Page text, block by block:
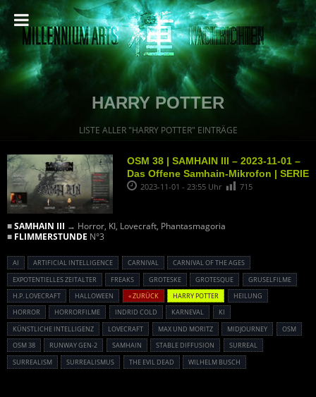
HARRY POTTER
LISTE ALLER "HARRY POTTER" EINTRÄGE
OSM 38 | SAMHAIN III – 2023-11-01 –
Das Offene Samhain-Mikrofon | SERIE
2023-11-01 - 23:55 Uhr 715
■SAMHAIN III → Horror, KI, Lovecraft, Phantasmagoria
■ FLIMMERSTUNDE N°3
AI ARTIFICIAL INTELLIGENCE CARNIVAL
CARNIVAL OF THE AGES
EXPOTENTIELLES ZEITALTER
FREAKS GROTESKE GROTESQUE
GRUSELFILME
H.P. LOVECRAFT
HALLOWEEN « ZURÜCK HARRY POTTER
HEILUNG
HORROR
HORRORFILME INDRID COLD KARNEVAL
KI
KÜNSTLICHE INTELLIGENZ
LOVECRAFT MAX UND MORITZ MIDJOURNEY
OSM
OSM 38
RUNWAY GEN-2 SAMHAIN STABLE DIFFUSION
SURREAL
SURREALISM
SURREALISMUS THE EVIL DEAD WILHELM BUSCH